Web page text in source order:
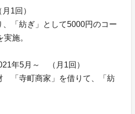
1回）
「紡ぎ」として5000円のコー
施。
年5月～ （月1回）
「寺町商家」を借りて、「紡